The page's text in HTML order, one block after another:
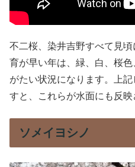
不二桜、染井吉野すべて見
育が早い年は、緑、白、桜
がたい状況になります。上
すと、これらが水面にも反映
ソメイヨシノ